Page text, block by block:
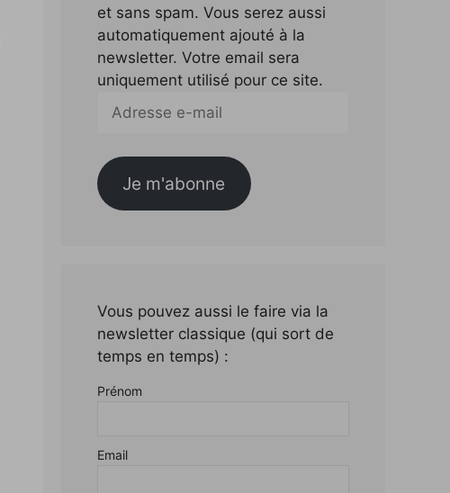
et sans spam. Vous serez aussi
automatiquement ajouté à la
newsletter. Votre email sera
uniquement utilisé pour ce site.
e-
Je m'abonne
Vous pouvez aussi le faire via la
newsletter classique (qui sort de
temps en temps) :
Prénom
Email